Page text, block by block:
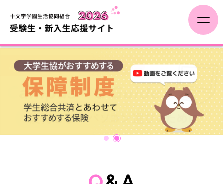
受験生の方へ
新入生・保護者の方へ
一人暮らし
1 2